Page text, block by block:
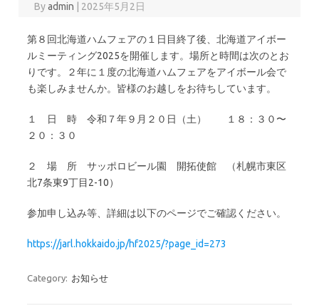
Byadmin 2025年5月2日
第８回北海道ハムフェアの１日目終了後、北海道アイボー
ルミーティング2025を開催します。場所と時間は次のとお
りです。２年に１度の北海道ハムフェアをアイボール会で
も楽しみませんか。皆様のお越しをお待ちしています。
１ 日 時 令和７年９月２０日（土） １８：３０〜
２０：３０
２ 場 所 サッポロビール園 開拓使館 （札幌市東区
北7条東9丁目2-10）
参加申し込み等、詳細は以下のページでご確認ください。
https://jarl.hokkaido.jp/hf2025/?page_id=273
Category: お知らせ